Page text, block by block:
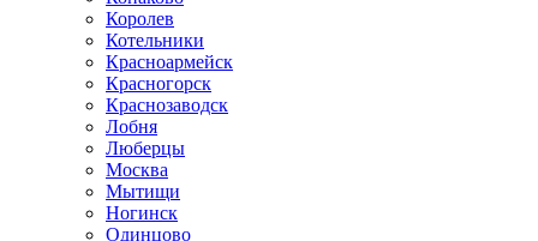
Королев
Котельники
Красноармейск
Красногорск
Краснозаводск
Лобня
Люберцы
Москва
Мытищи
Ногинск
Одинцово